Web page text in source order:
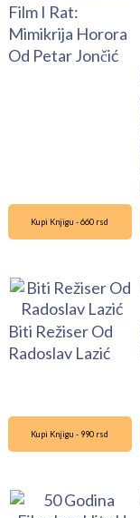
Film I Rat:
Mimikrija Horora
Od Petar Jončić
Kupi Knjigu - 660 rsd
Biti Režiser Od
Radoslav Lazić
Kupi Knjigu - 990 rsd